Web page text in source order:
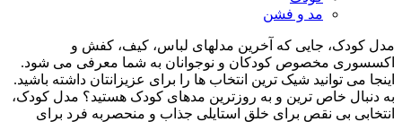
مد و فشن
کودک، جایی که آخرین مدلهای لباس، کیف، کفش و
مخصوص کودکان و نوجوانان به شما معرفی می شود.
می توانید شیک ترین انتخاب ها را برای عزیزانتان داشته باشید.
خاص ترین و به روزترین مدهای کودک هستید؟ مدل کودک،
بی نقص برای خلق استایلی جذاب و منحصربه فرد برای